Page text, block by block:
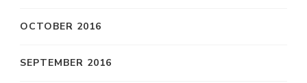
OCTOBER 2016
SEPTEMBER 2016